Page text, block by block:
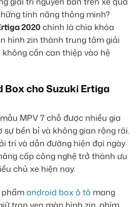
tính năng thông minh?
2020chính là chìa khóa
hình zin thành trung tâm giải
cần can thiệp vào hệ
Box cho Suzuki Ertiga
MPV 7 chỗ được nhiều gia
bền bỉ và không gian rộng rãi.
trí và dẫn đường hiện đại ngày
cấp công nghệ trở thành ưu
chủ xe hiện nay.
phẩmandroid box ô tô mang